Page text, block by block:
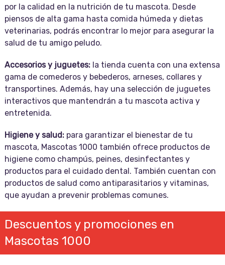
por la calidad en la nutrición de tu mascota. Desde
piensos de alta gama hasta comida húmeda y dietas
veterinarias, podrás encontrar lo mejor para asegurar la
salud de tu amigo peludo.
Accesorios y juguetes:la tienda cuenta con una extensa
gama de comederos y bebederos, arneses, collares y
transportines. Además, hay una selección de juguetes
interactivos que mantendrán a tu mascota activa y
entretenida.
Higiene y salud:para garantizar el bienestar de tu
mascota, Mascotas 1000 también ofrece productos de
higiene como champús, peines, desinfectantes y
productos para el cuidado dental. También cuentan con
productos de salud como antiparasitarios y vitaminas,
que ayudan a prevenir problemas comunes.
Descuentos y promociones en
Mascotas 1000